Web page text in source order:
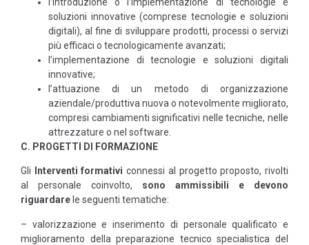
soluzioni innovative (comprese tecnologie e soluzioni
digitali), al fine di sviluppare prodotti, processi o servizi
più efficaci o tecnologicamente avanzati;
l’implementazione di tecnologie e soluzioni digitali
innovative;
l’attuazione di un metodo di organizzazione
aziendale/produttiva nuova o notevolmente migliorato,
compresi cambiamenti significativi nelle tecniche, nelle
attrezzature o nel software.
C. PROGETTI DI FORMAZIONE
Gli Interventi formativi connessi al progetto proposto, rivolti
al personale coinvolto, sono ammissibili e devono
riguardare le seguenti tematiche:
– valorizzazione e inserimento di personale qualificato e
miglioramento della preparazione tecnico specialistica del